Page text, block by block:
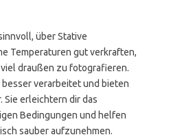
über Stative
Temperaturen gut verkraften,
draußen zu fotografieren.
verarbeitet und bieten
Sie erleichtern dir das
Bedingungen und helfen
sauber aufzunehmen.